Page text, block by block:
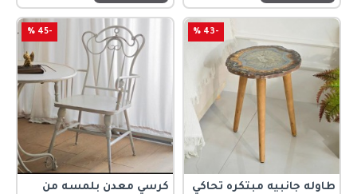
-43 %
طاوله جانبيه مبتكره تحاكي
-45 %
كرسي معدن بلمسه من